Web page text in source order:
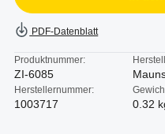
PDF-Datenblatt
Produktnummer:
ZI-6085
Herstellernummer:
1003717 0.32